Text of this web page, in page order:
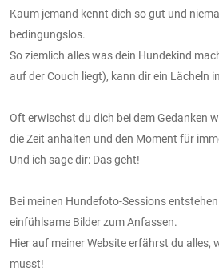
Kaum jemand kennt dich so gut und
bedingungslos.
So ziemlich alles was dein Hundekind
auf der Couch liegt), kann dir ein Lächeln
Oft erwischst du dich bei dem Gedanken
die Zeit anhalten und den Moment für
Und ich sage dir: Das geht!
Bei meinen Hundefoto-Sessions
einfühlsame Bilder zum Anfassen.
Hier auf meiner Website erfährst du alles,
musst!